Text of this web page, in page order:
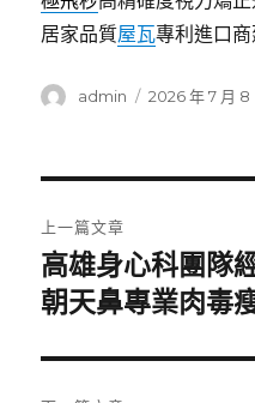
居家品質屋瓦專利進口
作
admin
發
2026 年 7 月 8
章
導
覽
上一篇文章
上
一
文
章:
高雄身心科團隊
朝天鼻專業肉毒